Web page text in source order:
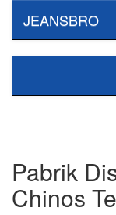
JEANSBRO
Pabrik
Chinos